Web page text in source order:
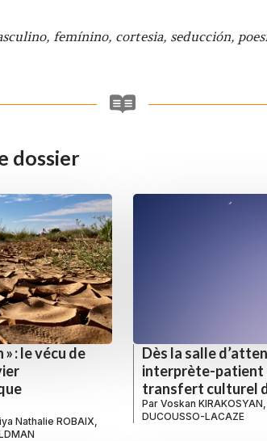
femínino, cortesia, seducción,
dossier
: le vécu de
Nathalie ROBAIX
Dès la salle
interprète-patient
transfert culturel
Par Voskan KIRAKOSYAN
DUCOUSSO-LACAZE